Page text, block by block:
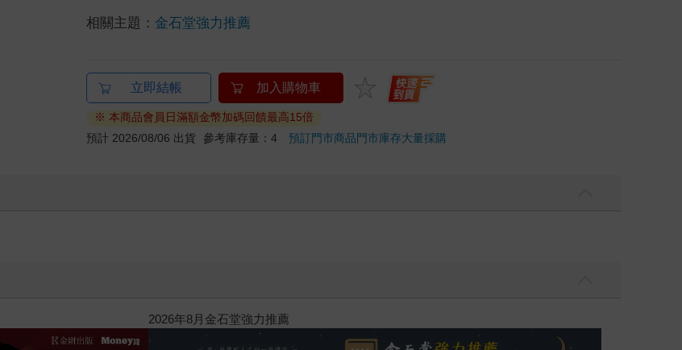
相關主題：金石堂強力推薦
立即結帳 加入購物車
※ 本商品會員日滿額金幣加碼回饋最高15倍
預計 2026/08/06 出貨 參考庫存量：4預訂門市商品門市庫存大量採購
讀懂全球首富極限思維